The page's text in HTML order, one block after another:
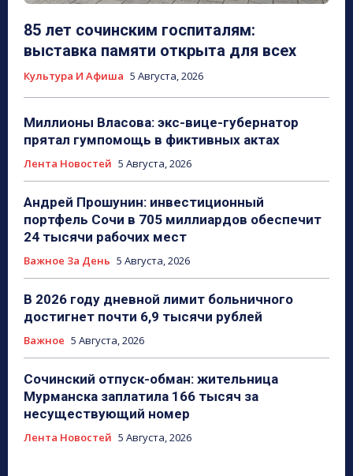
85 лет сочинским госпиталям:
выставка памяти открыта для всех
Культура И Афиша 5 Августа, 2026
Миллионы Власова: экс-вице-губернатор
прятал гумпомощь в фиктивных актах
Лента Новостей 5 Августа, 2026
Андрей Прошунин: инвестиционный
портфель Сочи в 705 миллиардов обеспечит
24 тысячи рабочих мест
Важное За День 5 Августа, 2026
В 2026 году дневной лимит больничного
достигнет почти 6,9 тысячи рублей
Важное 5 Августа, 2026
Сочинский отпуск-обман: жительница
Мурманска заплатила 166 тысяч за
несуществующий номер
Лента Новостей 5 Августа, 2026